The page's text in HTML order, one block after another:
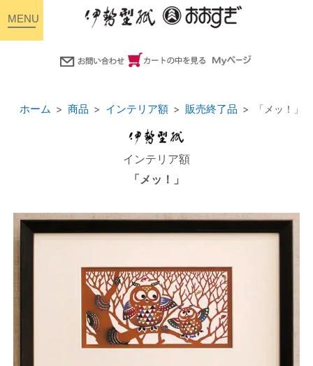
ホーム 商品 インテリア額 販売終了品 「メッ！」
インテリア額
「メッ！」
toggle
navigation